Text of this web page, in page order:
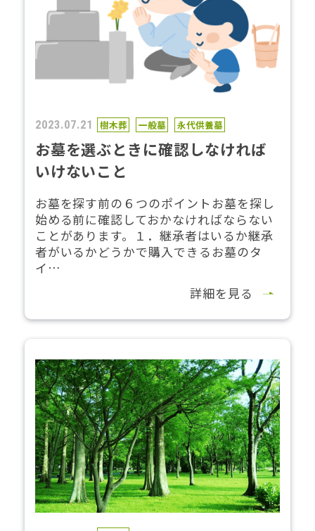
2023.07.21 樹木葬 一般墓 永代供養墓
お墓を選ぶときに確認しなければ
いけないこと
お墓を探す前の６つのポイントお墓を探し
始める前に確認しておかなければならない
ことがあります。１．継承者はいるか継承
者がいるかどうかで購入できるお墓のタ
イ…
詳細を見る